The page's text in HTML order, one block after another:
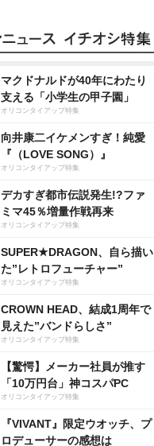
マクドナルドが40年にわたり
支える「小学生の甲子園」
オリコンタイアップ特集
向井康二イケメンすぎ！純愛
『（LOVE SONG）』
オリコンタイアップ特集
デカすぎ都市伝説発生!?ファ
ミマ45％増量作戦再来
オリコンタイアップ特集
SUPER★DRAGON、自ら描い
た”レトロフューチャー”
オリコンタイアップ特集
CROWN HEAD、結成1周年で
見えた”バンドらしさ”
オリコンタイアップ特集
【驚愕】メーカー社員が推す
「10万円台」神コスパPC
オリコンタイアップ特集
『VIVANT』限定ウオッチ、プ
ロデューサーの感想は